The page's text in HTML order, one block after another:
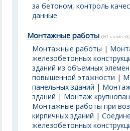
за бетоном, контроль
данные
Монтажные работы (60 записей)
Монтажные работы |
железобетонных
зданий из объемных
повышенной этажности |
панельных зданий |
зданий | Монтаж
Монтажные работы при
кирпичных зданий |
железобетонных